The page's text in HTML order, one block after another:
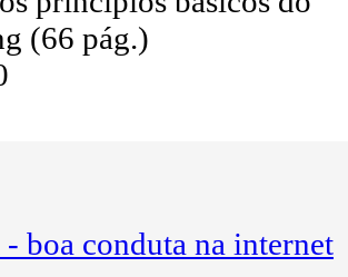
(66 pág.)
boa conduta na internet